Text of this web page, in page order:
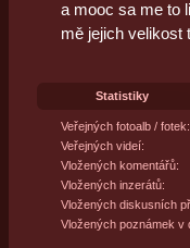
a mooc sa me to
mě jejich velikost
Statistiky
Veřejných fotoalb / fotek:
Veřejných videí:
Vložených komentářů:
Vložených inzerátů:
Vložených diskusních
Vložených poznámek v